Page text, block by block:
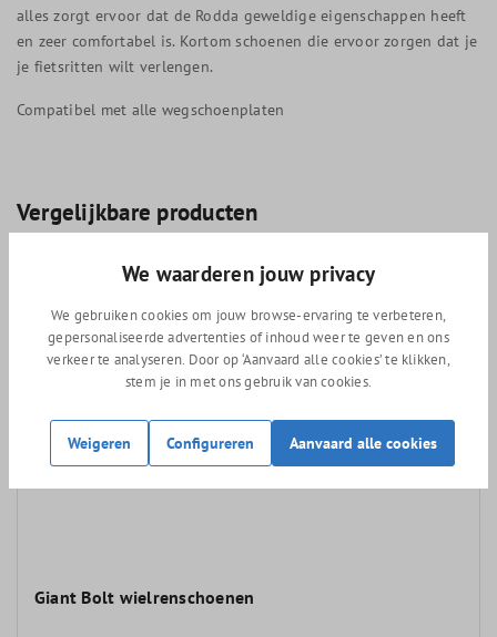
alles zorgt ervoor dat de Rodda geweldige eigenschappen heeft
en zeer comfortabel is. Kortom schoenen die ervoor zorgen dat je
je fietsritten wilt verlengen.
Compatibel met alle wegschoenplaten
Vergelijkbare producten
Giant Bolt wielrenschoenen
We waarderen jouw privacy
We gebruiken cookies om jouw browse-ervaring te verbeteren,
gepersonaliseerde advertenties of inhoud weer te geven en ons
verkeer te analyseren. Door op ‘Aanvaard alle cookies’ te klikken,
stem je in met ons gebruik van cookies.
Weigeren Configureren Aanvaard alle cookies